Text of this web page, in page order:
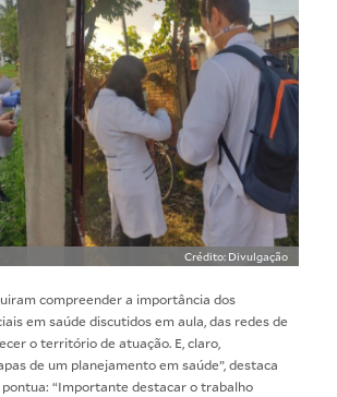
Crédito: Divulgação
compreender a importância dos
em saúde discutidos em aula, das redes de
o território de atuação. E, claro,
de um planejamento em saúde”, destaca
pontua: “Importante destacar o trabalho